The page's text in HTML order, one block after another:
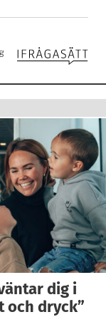
dig i
och dryck”